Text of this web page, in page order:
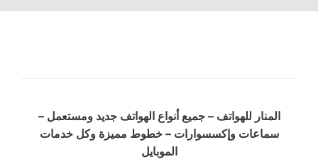
المنار للهواتف – جميع أنواع الهواتف جديد ومستعمل –
سماعات وإكسسوارات – خطوط مميزة وكل خدمات
الموبايل